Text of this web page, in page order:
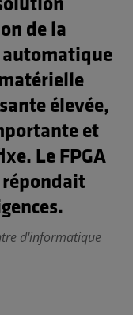
de la
automatique
élevée,
et
Le FPGA
répondait
d'informatique